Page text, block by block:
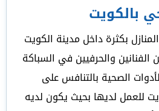
بالكويت
بكثرة داخل مدينة الكويت
والحرفيين في السباكة
الصحية بالتنافس على
للعمل لديها بحيث يكون لديه